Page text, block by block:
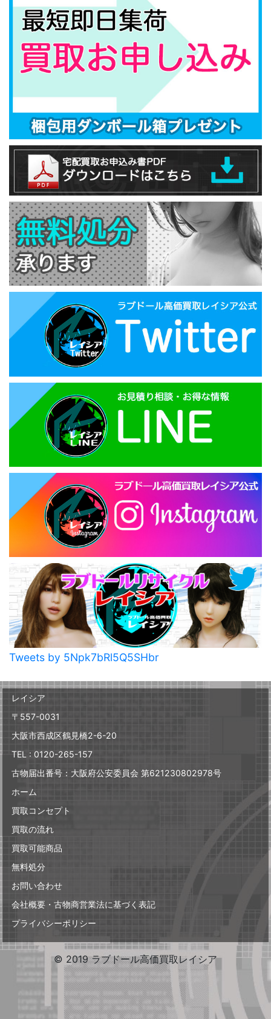
Tweets by 5Npk7bRl5Q5SHbr
レイシア
〒557-0031
大阪市西成区鶴見橋2-6-20
TEL : 0120-265-157
古物届出番号：大阪府公安委員会 第621230802978号
ホーム
買取コンセプト
買取の流れ
買取可能商品
無料処分
お問い合わせ
会社概要・古物商営業法に基づく表記
プライバシーポリシー
© 2019 ラブドール高価買取レイシア